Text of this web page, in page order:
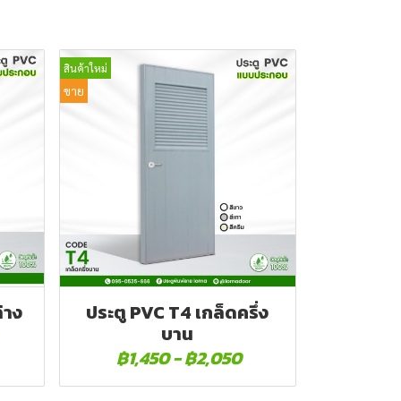
ง
สินค้าใหม่
ขาย
ประตู PVC T4 เกล็ดครึ่ง
บาน
฿1,450-฿2,050